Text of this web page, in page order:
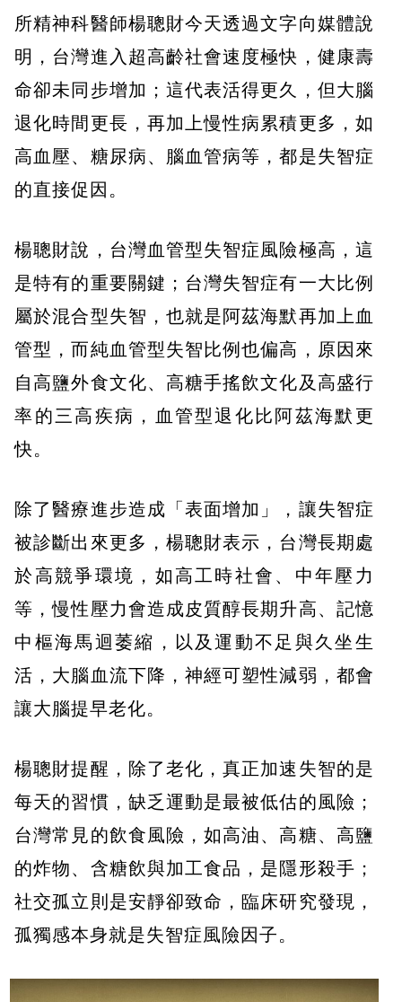
所精神科醫師楊聰財今天透過文字向媒體說
明，台灣進入超高齡社會速度極快，健康壽
命卻未同步增加；這代表活得更久，但大腦
退化時間更長，再加上慢性病累積更多，如
高血壓、糖尿病、腦血管病等，都是失智症
的直接促因。
楊聰財說，台灣血管型失智症風險極高，這
是特有的重要關鍵；台灣失智症有一大比例
屬於混合型失智，也就是阿茲海默再加上血
管型，而純血管型失智比例也偏高，原因來
自高鹽外食文化、高糖手搖飲文化及高盛行
率的三高疾病，血管型退化比阿茲海默更
快。
除了醫療進步造成「表面增加」，讓失智症
被診斷出來更多，楊聰財表示，台灣長期處
於高競爭環境，如高工時社會、中年壓力
等，慢性壓力會造成皮質醇長期升高、記憶
中樞海馬迴萎縮，以及運動不足與久坐生
活，大腦血流下降，神經可塑性減弱，都會
讓大腦提早老化。
楊聰財提醒，除了老化，真正加速失智的是
每天的習慣，缺乏運動是最被低估的風險；
台灣常見的飲食風險，如高油、高糖、高鹽
的炸物、含糖飲與加工食品，是隱形殺手；
社交孤立則是安靜卻致命，臨床研究發現，
孤獨感本身就是失智症風險因子。